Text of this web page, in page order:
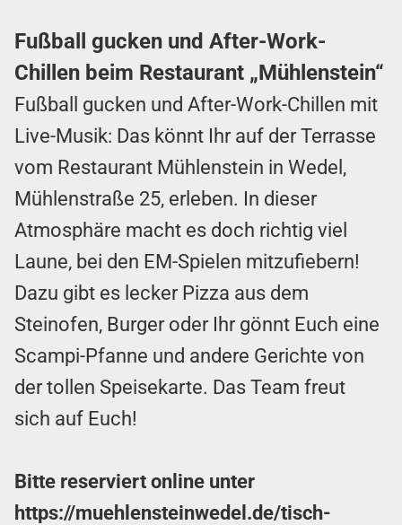
Fußball gucken und After-Work-
Chillen beim Restaurant „Mühlenstein“
Fußball gucken und After-Work-Chillen mit
Live-Musik: Das könnt Ihr auf der Terrasse
vom Restaurant Mühlenstein in Wedel,
Mühlenstraße 25, erleben. In dieser
Atmosphäre macht es doch richtig viel
Laune, bei den EM-Spielen mitzufiebern!
Dazu gibt es lecker Pizza aus dem
Steinofen, Burger oder Ihr gönnt Euch eine
Scampi-Pfanne und andere Gerichte von
der tollen Speisekarte. Das Team freut
sich auf Euch!
Bitte reserviert online unter
https://muehlensteinwedel.de/tisch-